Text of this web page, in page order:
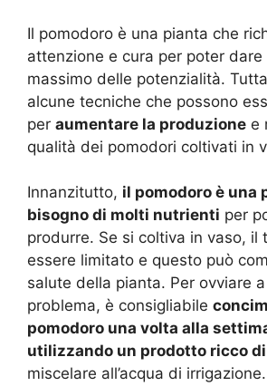
Il pomodoro è una pianta che
attenzione e cura per poter
massimo delle potenzialità.
alcune tecniche che possono
per aumentare la produzione e
qualità dei pomodori coltivati in
Innanzitutto, il pomodoro è una
bisogno di molti nutrienti per
produrre. Se si coltiva in vaso, il
essere limitato e questo può
salute della pianta. Per ovviare
problema, è consigliabile
pomodoro una volta alla
utilizzando un prodotto ricco
miscelare all’acqua di